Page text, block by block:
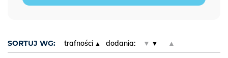
SORTUJ WG: trafności dodania: ▼ ▲